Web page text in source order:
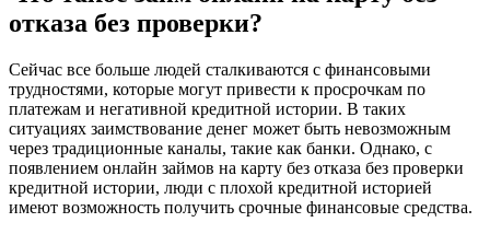
отказа без проверки?
Сейчас все больше людей сталкиваются с финансовыми
трудностями, которые могут привести к просрочкам по
платежам и негативной кредитной истории. В таких
ситуациях заимствование денег может быть невозможным
через традиционные каналы, такие как банки. Однако, с
появлением онлайн займов на карту без отказа без проверки
кредитной истории, люди с плохой кредитной историей
имеют возможность получить срочные финансовые средства.